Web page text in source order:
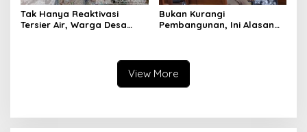
Tak Hanya Reaktivasi
Tersier Air, Warga Desa
Bukan Kurangi
Pembangunan, Ini Alasan
View More